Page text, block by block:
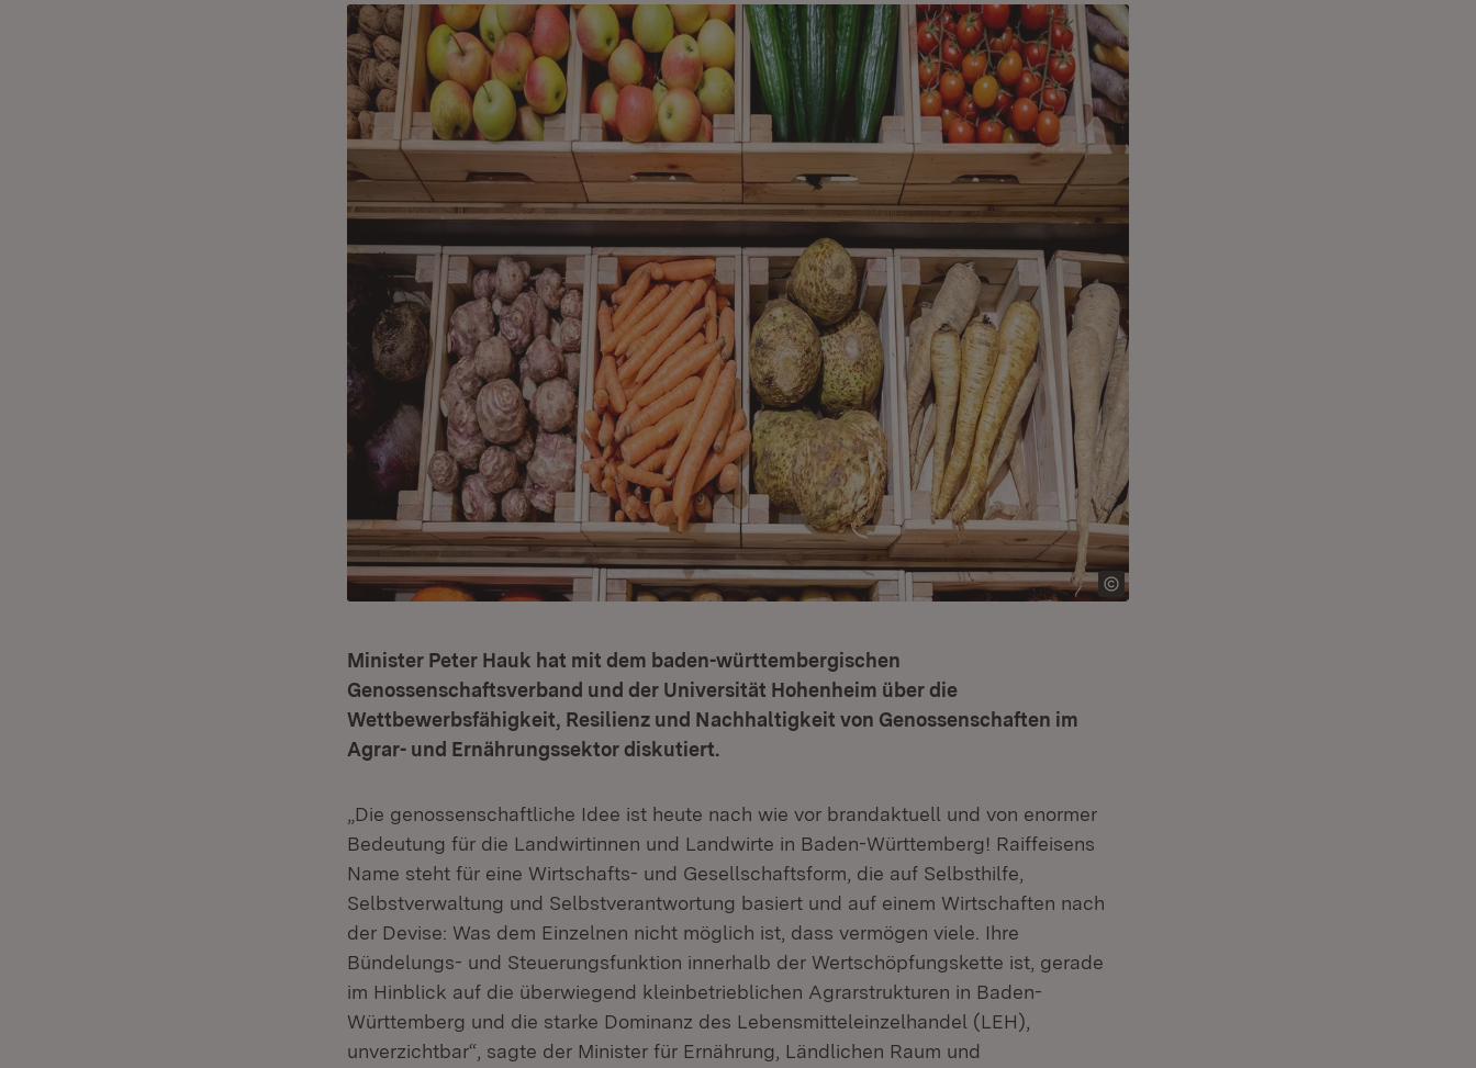
Minister Peter Hauk hat mit dem baden-württembergischen
Genossenschaftsverband und der Universität Hohenheim über die
Wettbewerbsfähigkeit, Resilienz und Nachhaltigkeit von Genossenschaften im
Agrar- und Ernährungssektor diskutiert.
„Die genossenschaftliche Idee ist heute nach wie vor brandaktuell und von enormer
Bedeutung für die Landwirtinnen und Landwirte in Baden-Württemberg! Raiffeisens
Name steht für eine Wirtschafts- und Gesellschaftsform, die auf Selbsthilfe,
Selbstverwaltung und Selbstverantwortung basiert und auf einem Wirtschaften nach
der Devise: Was dem Einzelnen nicht möglich ist, dass vermögen viele. Ihre
Bündelungs- und Steuerungsfunktion innerhalb der Wertschöpfungskette ist, gerade
im Hinblick auf die überwiegend kleinbetrieblichen Agrarstrukturen in Baden-
Württemberg und die starke Dominanz des Lebensmitteleinzelhandel (LEH),
unverzichtbar“, sagte der Minister für Ernährung, Ländlichen Raum und